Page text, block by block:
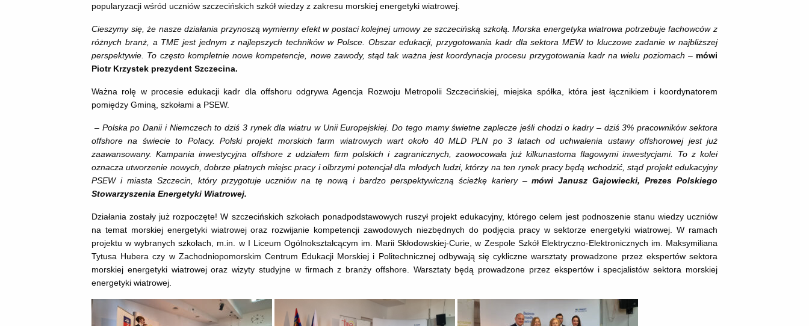
popularyzacji wśród uczniów szczecińskich szkół wiedzy z zakresu morskiej energetyki wiatrowej.
Cieszymy się, że nasze działania przynoszą wymierny efekt w postaci kolejnej umowy ze szczecińską szkołą. Morska energetyka wiatrowa potrzebuje fachowców z
różnych branż, a TME jest jednym z najlepszych techników w Polsce. Obszar edukacji, przygotowania kadr dla sektora MEW to kluczowe zadanie w najbliższej
perspektywie. To często kompletnie nowe kompetencje, nowe zawody, stąd tak ważna jest koordynacja procesu przygotowania kadr na wielu poziomach –mówi
Piotr Krzystek prezydent Szczecina.
Ważna rolę w procesie edukacji kadr dla offshoru odgrywa Agencja Rozwoju Metropolii Szczecińskiej, miejska spółka, która jest łącznikiem i koordynatorem
pomiędzy Gminą, szkołami a PSEW.
– Polska po Danii i Niemczech to dziś 3 rynek dla wiatru w Unii Europejskiej. Do tego mamy świetne zaplecze jeśli chodzi o kadry – dziś 3% pracowników sektora
offshore na świecie to Polacy. Polski projekt morskich farm wiatrowych wart około 40 MLD PLN po 3 latach od uchwalenia ustawy offshorowej jest już
zaawansowany. Kampania inwestycyjna offshore z udziałem firm polskich i zagranicznych, zaowocowała już kilkunastoma flagowymi inwestycjami. To z kolei
oznacza utworzenie nowych, dobrze płatnych miejsc pracy i olbrzymi potencjał dla młodych ludzi, którzy na ten rynek pracy będą wchodzić, stąd projekt edukacyjny
PSEW i miasta Szczecin, który przygotuje uczniów na tę nową i bardzo perspektywiczną ścieżkę kariery –mówi Janusz Gajowiecki, Prezes Polskiego
Stowarzyszenia Energetyki Wiatrowej.
Działania zostały już rozpoczęte! W szczecińskich szkołach ponadpodstawowych ruszył projekt edukacyjny, którego celem jest podnoszenie stanu wiedzy uczniów
na temat morskiej energetyki wiatrowej oraz rozwijanie kompetencji zawodowych niezbędnych do podjęcia pracy w sektorze energetyki wiatrowej. W ramach
projektu w wybranych szkołach, m.in. w I Liceum Ogólnokształcącym im. Marii Skłodowskiej-Curie, w Zespole Szkół Elektryczno-Elektronicznych im. Maksymiliana
Tytusa Hubera czy w Zachodniopomorskim Centrum Edukacji Morskiej i Politechnicznej odbywają się cykliczne warsztaty prowadzone przez ekspertów sektora
morskiej energetyki wiatrowej oraz wizyty studyjne w firmach z branży offshore. Warsztaty będą prowadzone przez ekspertów i specjalistów sektora morskiej
energetyki wiatrowej.